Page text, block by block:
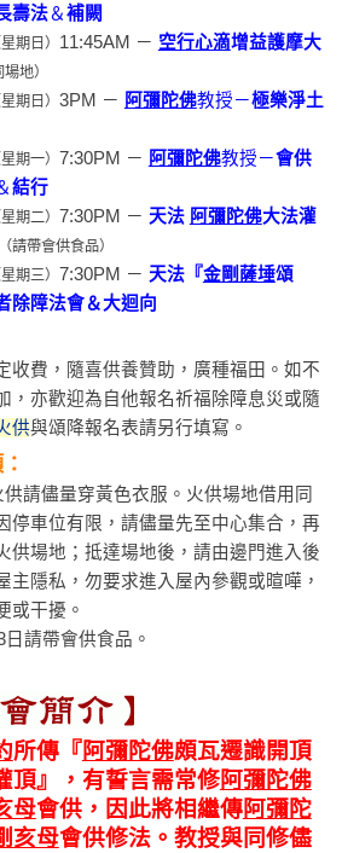
壽法＆補闕
星期日） 11:45AM － 空行心滴增益護摩大
地）
星期日） 3PM － 阿彌陀佛教授－極樂淨土
星期一） 7:30PM － 阿彌陀佛教授－會供
結行
星期二） 7:30PM － 天法 阿彌陀佛大法灌
請帶會供食品）
星期三） 7:30PM － 天法『金剛薩埵頌
除障法會＆大迴向
收費，隨喜供養贊助，廣種福田。如不
，亦歡迎為自他報名祈福除障息災或隨
供與頌降報名表請另行填寫。
供請儘量穿黃色衣服。火供場地借用同
停車位有限，請儘量先至中心集合，再
供場地；抵達場地後，請由邊門進入後
主隱私，勿要求進入屋內參觀或暄嘩，
或干擾。
日請帶會供食品。
所傳『阿彌陀佛頗瓦遷識開頂
頂』 ，有誓言需常修阿彌陀佛
母會供，因此將相繼傳阿彌陀
亥母會供修法。教授與同修儘